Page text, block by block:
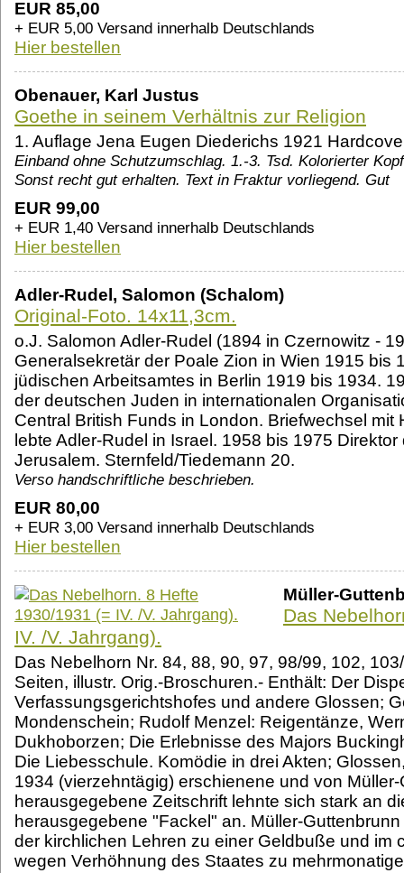
EUR 85,00
+ EUR 5,00 Versand innerhalb Deutschlands
Hier bestellen
Obenauer, Karl Justus
Goethe in seinem Verhältnis zur Religion
1. Auflage Jena Eugen Diederichs 1921
Einband ohne Schutzumschlag. 1.-3. Tsd. Kolorierter
Sonst recht gut erhalten. Text in Fraktur vorliegend. Gut
EUR 99,00
+ EUR 1,40 Versand innerhalb Deutschlands
Hier bestellen
Adler-Rudel, Salomon (Schalom)
Original-Foto. 14x11,3cm.
o.J. Salomon Adler-Rudel (1894 in Czernowitz -
Generalsekretär der Poale Zion in Wien 1915 bis
jüdischen Arbeitsamtes in Berlin 1919 bis 1934.
der deutschen Juden in internationalen
Central British Funds in London. Briefwechsel mit
lebte Adler-Rudel in Israel. 1958 bis 1975
Jerusalem. Sternfeld/Tiedemann 20.
Verso handschriftliche beschrieben.
EUR 80,00
+ EUR 3,00 Versand innerhalb Deutschlands
Hier bestellen
Müller-
Das
IV. /V. Jahrgang).
Das Nebelhorn Nr. 84, 88, 90, 97, 98/99, 102,
Seiten, illustr. Orig.-Broschuren.- Enthält: Der
Verfassungsgerichtshofes und andere Glossen;
Mondenschein; Rudolf Menzel: Reigentänze,
Dukhoborzen; Die Erlebnisse des Majors
Die Liebesschule. Komödie in drei Akten;
1934 (vierzehntägig) erschienene und von
herausgegebene Zeitschrift lehnte sich stark an
herausgegebene "Fackel" an. Müller-
der kirchlichen Lehren zu einer Geldbuße und im
wegen Verhöhnung des Staates zu